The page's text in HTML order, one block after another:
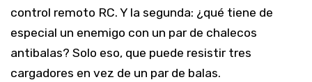
control remoto RC. Y la segunda: ¿qué tiene de
especial un enemigo con un par de chalecos
antibalas? Solo eso, que puede resistir tres
cargadores en vez de un par de balas.